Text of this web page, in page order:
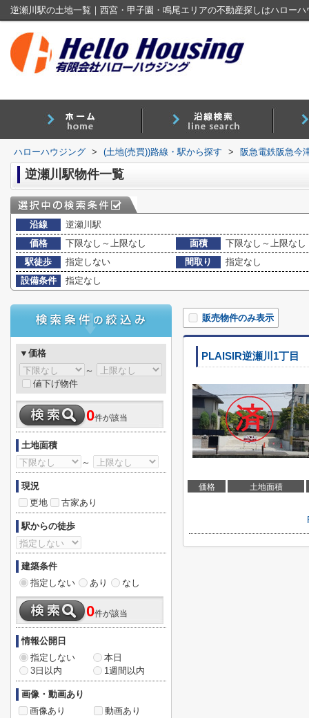
逆瀬川駅の土地一覧｜西宮・甲子園・鳴尾エリアの不動産探しはハローハ
ハローハウジング > (土地(売買))路線・駅から探す > 阪急電鉄阪急今
逆瀬川駅物件一覧
沿線
逆瀬川駅
価格
下限なし～上限なし 面積
下限なし～上限なし
駅徒歩
指定しない 間取り
指定なし
設備条件
指定なし
販売物件のみ表示
PLAISIR逆瀬川1丁目
価格 土地面積
▼価格
～
値下げ物件
0件が該当
土地面積
～
現況
更地
古家あり
駅からの徒歩
建築条件
指定しない
あり なし
0件が該当
情報公開日
指定しない
本日
3日以内
1週間以内
画像・動画あり
画像あり
動画あり